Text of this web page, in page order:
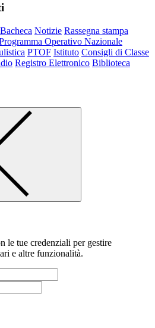
Bacheca Notizie Rassegna stampa
Operativo Nazionale
PTOF Istituto Consigli di Classe
Registro Elettronico Biblioteca
le tue credenziali per gestire
e altre funzionalità.